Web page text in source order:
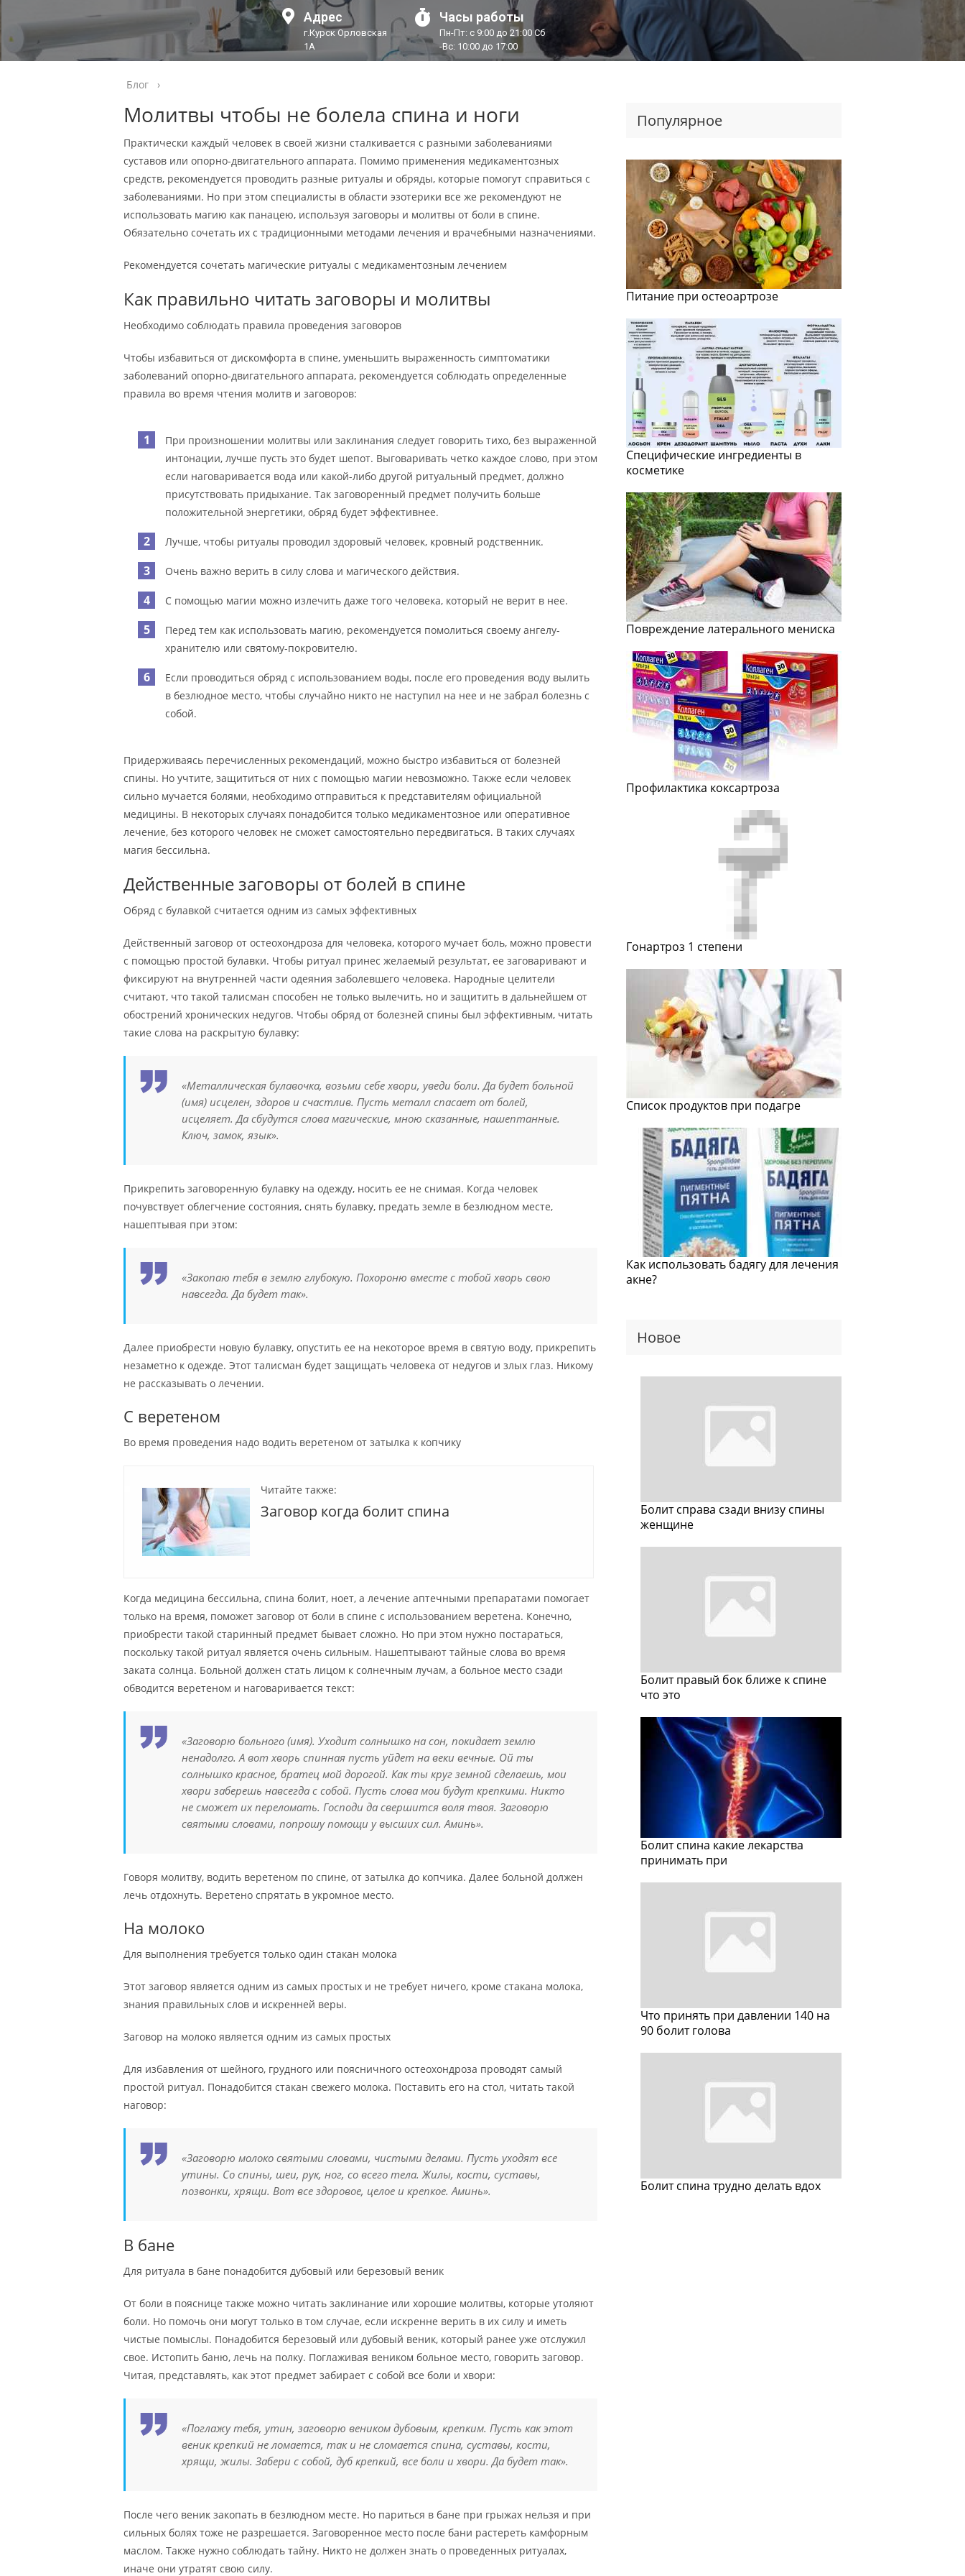
Адрес
г.Курск Орловская
1А
Часы работы
Пн-Пт: с 9:00 до 21:00 Сб
-Вс: 10:00 до 17:00
Блог ›
Молитвы чтобы не болела спина и ноги
Практически каждый человек в своей жизни сталкивается с разными заболеваниями
суставов или опорно-двигательного аппарата. Помимо применения медикаментозных
средств, рекомендуется проводить разные ритуалы и обряды, которые помогут справиться с
заболеваниями. Но при этом специалисты в области эзотерики все же рекомендуют не
использовать магию как панацею, используя заговоры и молитвы от боли в спине.
Обязательно сочетать их с традиционными методами лечения и врачебными назначениями.
Рекомендуется сочетать магические ритуалы с медикаментозным лечением
Как правильно читать заговоры и молитвы
Необходимо соблюдать правила проведения заговоров
Чтобы избавиться от дискомфорта в спине, уменьшить выраженность симптоматики
заболеваний опорно-двигательного аппарата, рекомендуется соблюдать определенные
правила во время чтения молитв и заговоров:
При произношении молитвы или заклинания следует говорить тихо, без выраженной
интонации, лучше пусть это будет шепот. Выговаривать четко каждое слово, при этом
если наговаривается вода или какой-либо другой ритуальный предмет, должно
присутствовать придыхание. Так заговоренный предмет получить больше
положительной энергетики, обряд будет эффективнее.
Лучше, чтобы ритуалы проводил здоровый человек, кровный родственник.
Очень важно верить в силу слова и магического действия.
С помощью магии можно излечить даже того человека, который не верит в нее.
Перед тем как использовать магию, рекомендуется помолиться своему ангелу-
хранителю или святому-покровителю.
Если проводиться обряд с использованием воды, после его проведения воду вылить
в безлюдное место, чтобы случайно никто не наступил на нее и не забрал болезнь с
собой.
Придерживаясь перечисленных рекомендаций, можно быстро избавиться от болезней
спины. Но учтите, защититься от них с помощью магии невозможно. Также если человек
сильно мучается болями, необходимо отправиться к представителям официальной
медицины. В некоторых случаях понадобится только медикаментозное или оперативное
лечение, без которого человек не сможет самостоятельно передвигаться. В таких случаях
магия бессильна.
Действенные заговоры от болей в спине
Обряд с булавкой считается одним из самых эффективных
Действенный заговор от остеохондроза для человека, которого мучает боль, можно провести
с помощью простой булавки. Чтобы ритуал принес желаемый результат, ее заговаривают и
фиксируют на внутренней части одеяния заболевшего человека. Народные целители
считают, что такой талисман способен не только вылечить, но и защитить в дальнейшем от
обострений хронических недугов. Чтобы обряд от болезней спины был эффективным, читать
такие слова на раскрытую булавку:
«Металлическая булавочка, возьми себе хвори, уведи боли. Да будет больной
(имя) исцелен, здоров и счастлив. Пусть металл спасает от болей,
исцеляет. Да сбудутся слова магические, мною сказанные, нашептанные.
Ключ, замок, язык».
Прикрепить заговоренную булавку на одежду, носить ее не снимая. Когда человек
почувствует облегчение состояния, снять булавку, предать земле в безлюдном месте,
нашептывая при этом:
«Закопаю тебя в землю глубокую. Похороню вместе с тобой хворь свою
навсегда. Да будет так».
Далее приобрести новую булавку, опустить ее на некоторое время в святую воду, прикрепить
незаметно к одежде. Этот талисман будет защищать человека от недугов и злых глаз. Никому
не рассказывать о лечении.
С веретеном
Во время проведения надо водить веретеном от затылка к копчику
Читайте также:
Заговор когда болит спина
Когда медицина бессильна, спина болит, ноет, а лечение аптечными препаратами помогает
только на время, поможет заговор от боли в спине с использованием веретена. Конечно,
приобрести такой старинный предмет бывает сложно. Но при этом нужно постараться,
поскольку такой ритуал является очень сильным. Нашептывают тайные слова во время
заката солнца. Больной должен стать лицом к солнечным лучам, а больное место сзади
обводится веретеном и наговаривается текст:
«Заговорю больного (имя). Уходит солнышко на сон, покидает землю
ненадолго. А вот хворь спинная пусть уйдет на веки вечные. Ой ты
солнышко красное, братец мой дорогой. Как ты круг земной сделаешь, мои
хвори заберешь навсегда с собой. Пусть слова мои будут крепкими. Никто
не сможет их переломать. Господи да свершится воля твоя. Заговорю
святыми словами, попрошу помощи у высших сил. Аминь».
Говоря молитву, водить веретеном по спине, от затылка до копчика. Далее больной должен
лечь отдохнуть. Веретено спрятать в укромное место.
На молоко
Для выполнения требуется только один стакан молока
Этот заговор является одним из самых простых и не требует ничего, кроме стакана молока,
знания правильных слов и искренней веры.
Заговор на молоко является одним из самых простых
Для избавления от шейного, грудного или поясничного остеохондроза проводят самый
простой ритуал. Понадобится стакан свежего молока. Поставить его на стол, читать такой
наговор:
«Заговорю молоко святыми словами, чистыми делами. Пусть уходят все
утины. Со спины, шеи, рук, ног, со всего тела. Жилы, кости, суставы,
позвонки, хрящи. Вот все здоровое, целое и крепкое. Аминь».
В бане
Для ритуала в бане понадобится дубовый или березовый веник
От боли в пояснице также можно читать заклинание или хорошие молитвы, которые утоляют
боли. Но помочь они могут только в том случае, если искренне верить в их силу и иметь
чистые помыслы. Понадобится березовый или дубовый веник, который ранее уже отслужил
свое. Истопить баню, лечь на полку. Поглаживая веником больное место, говорить заговор.
Читая, представлять, как этот предмет забирает с собой все боли и хвори:
«Поглажу тебя, утин, заговорю веником дубовым, крепким. Пусть как этот
веник крепкий не ломается, так и не сломается спина, суставы, кости,
хрящи, жилы. Забери с собой, дуб крепкий, все боли и хвори. Да будет так».
После чего веник закопать в безлюдном месте. Но париться в бане при грыжах нельзя и при
сильных болях тоже не разрешается. Заговоренное место после бани растереть камфорным
маслом. Также нужно соблюдать тайну. Никто не должен знать о проведенных ритуалах,
иначе они утратят свою силу.
Популярное
Питание при остеоартрозе
Специфические ингредиенты в
косметике
Повреждение латерального мениска
Профилактика коксартроза
Гонартроз 1 степени
Список продуктов при подагре
Как использовать бадягу для лечения
акне?
Новое
Болит справа сзади внизу спины
женщине
Болит правый бок ближе к спине
что это
Болит спина какие лекарства
принимать при
Что принять при давлении 140 на
90 болит голова
Болит спина трудно делать вдох